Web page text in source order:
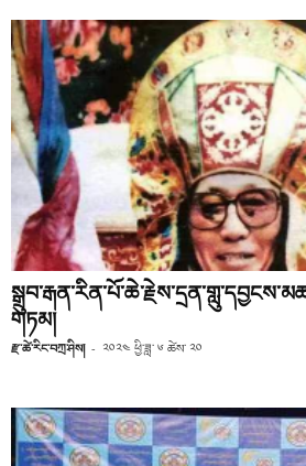
གཏམ།
རྫ་ཚེ་རིང་བཀྲ་ཤིས། - ༢༠༢༤ ཕྱི་ཟླ་ ༦ ཚེས་ ༢༠